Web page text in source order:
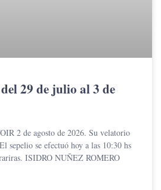
29 de julio al 3 de
2 de agosto de 2026. Su velatorio
sepelio se efectuó hoy a las 10:30 hs
ISIDRO NUÑEZ ROMERO